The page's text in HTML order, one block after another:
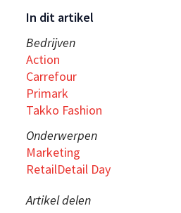
In dit artikel
Bedrijven
Action
Carrefour
Primark
Takko Fashion
Onderwerpen
Marketing
RetailDetail Day
Artikel delen